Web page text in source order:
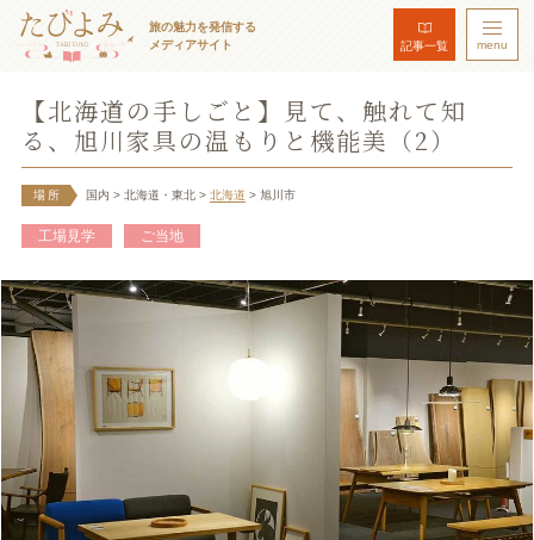
旅の魅力を発信する
メディアサイト
記事一覧 menu
【北海道の手しごと】見て、触れて知
る、旭川家具の温もりと機能美（2）
場所 国内 > 北海道・東北 > 北海道 > 旭川市
工場見学 ご当地